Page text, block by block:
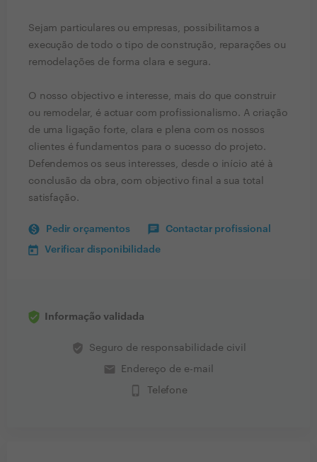
Sejam particulares ou empresas, possibilitamos a
execução de todo o tipo de construção, reparações ou
remodelações de forma clara e segura.
O nosso objectivo e interesse, mais do que construir
ou remodelar, é actuar com profissionalismo. A criação
de uma ligação forte, clara e plena com os nossos
clientes é fundamentos para o sucesso do projeto.
Defendemos os seus interesses, desde o início até à
conclusão da obra, com objectivo final a sua total
satisfação.
Pedir orçamentos Contactar profissional
Verificar disponibilidade
Informação validada
verified_user Seguro de responsabilidade civil
email Endereço de e-mail
phone_iphone Telefone